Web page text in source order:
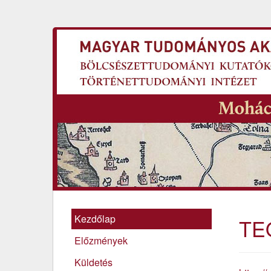
Kezdőlap
Előzmények
Küldetés